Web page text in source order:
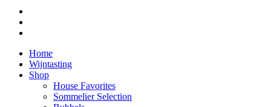
Close
Menu
Home
Wijntasting
Shop
House Favorites
Sommelier Selection